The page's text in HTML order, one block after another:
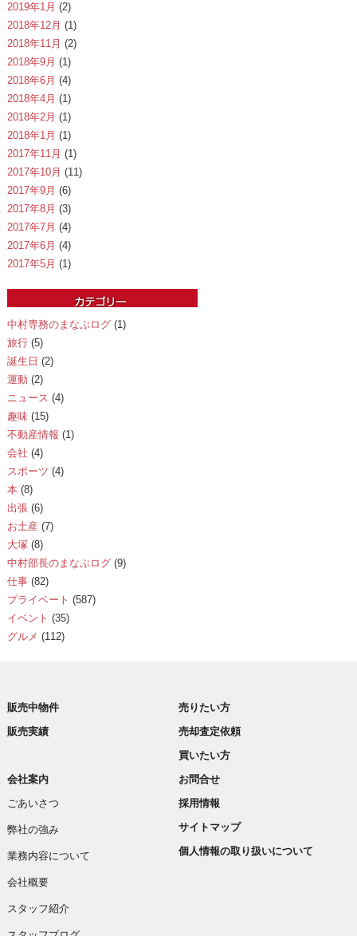
2019年1月 (2)
2018年12月 (1)
2018年11月 (2)
2018年9月 (1)
2018年6月 (4)
2018年4月 (1)
2018年2月 (1)
2018年1月 (1)
2017年11月 (1)
2017年10月 (11)
2017年9月 (6)
2017年8月 (3)
2017年7月 (4)
2017年6月 (4)
2017年5月 (1)
中村専務のまなぶログ(1)
旅行(5)
誕生日 (2)
運動 (2)
ニュース (4)
趣味(15)
不動産情報 (1)
会社 (4)
スポーツ (4)
本(8)
出張(6)
お土産 (7)
大塚(8)
中村部長のまなぶログ(9)
仕事(82)
プライベート (587)
イベント (35)
グルメ (112)
販売中物件
販売実績
売りたい方
売却査定依頼
買いたい方
会社案内
ごあいさつ
弊社の強み
業務内容について
会社概要
スタッフ紹介
お問合せ
採用情報
サイトマップ
個人情報の取り扱いについて